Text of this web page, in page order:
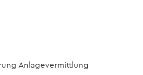
Anlagevermittlung